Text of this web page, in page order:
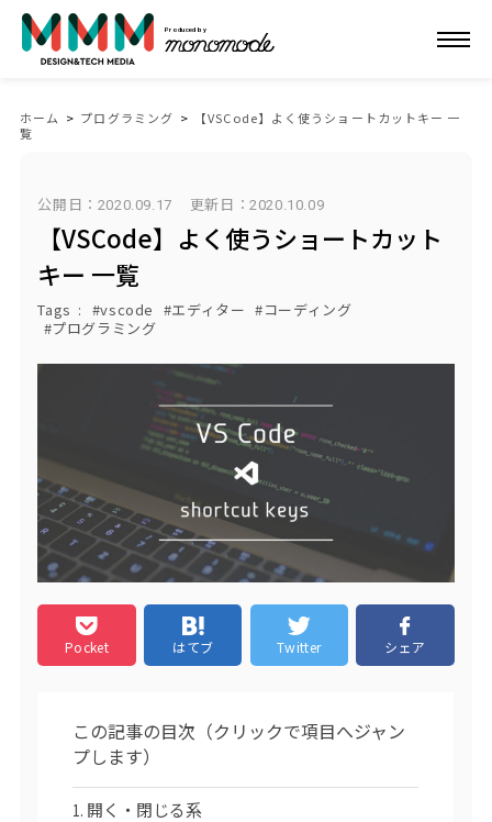
Produced by
ホーム > プログラミング >
【VSCode】よく使うショートカットキー 一
覧
公開日：2020.09.17 更新日：2020.10.09
【VSCode】よく使うショートカット
キー 一覧
Tags vscode エディター
コーディング
プログラミング
Pocket はてブ Twitter シェア
この記事の目次（クリックで項目へジャン
プします）
開く・閉じる系